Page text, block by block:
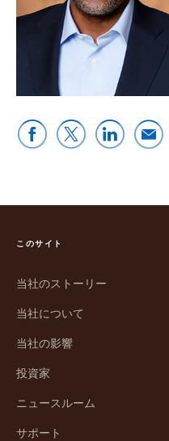
このサイト
当社のストーリー
当社について
当社の影響
投資家
ニュースルーム
サポート